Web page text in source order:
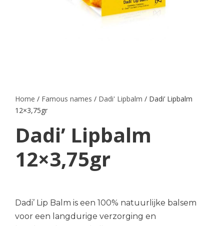
Home / Famous names / Dadi' Lipbalm / Dadi’ Lipbalm
12×3,75gr
Dadi’ Lipbalm
12×3,75gr
Dadi’ Lip Balm is een 100% natuurlijke balsem
voor een langdurige verzorging en